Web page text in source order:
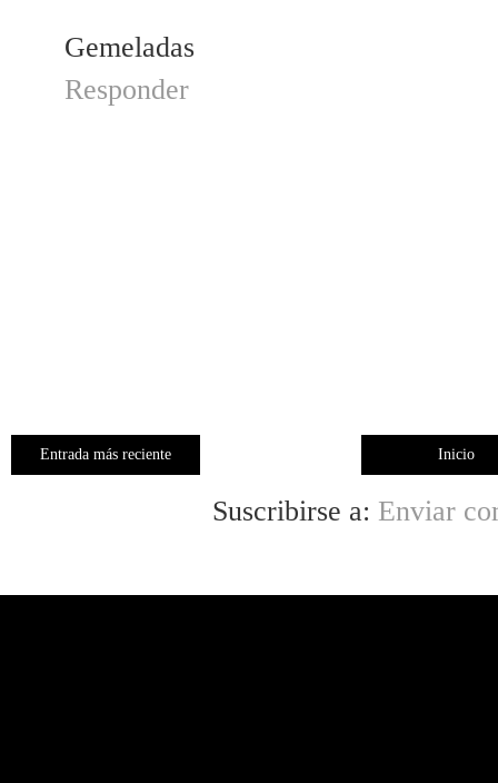
Gemeladas
Responder
Entrada más reciente Inicio
Suscribirse a: Enviar